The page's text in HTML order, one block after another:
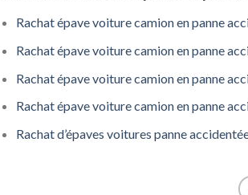
Rachat épave voiture camion en panne
Rachat épave voiture camion en panne
Rachat épave voiture camion en panne
Rachat épave voiture camion en panne
Rachat d’épaves voitures panne